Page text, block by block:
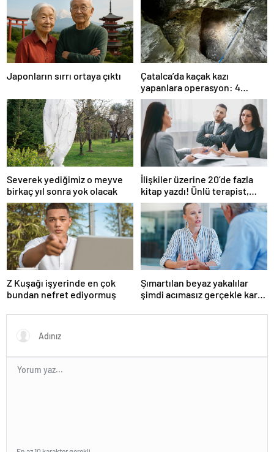
Japonların sırrı ortaya çıktı
Çatalca’da kaçak kazı
yapanlara operasyon: 4
gözaltı
Severek yediğimiz o meyve
birkaç yıl sonra yok olacak
İlişkiler üzerine 20’de fazla
kitap yazdı! Ünlü terapist,
boşanmaların gerçek
suçlularını açıklıyor
Z Kuşağı işyerinde en çok
bundan nefret ediyormuş
Şımartılan beyaz yakalılar
şimdi acımasız gerçekle karşı